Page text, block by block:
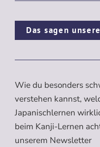
Das sagen
Wie du besonders
verstehen kannst,
Japanischlernen
beim Kanji-Lernen
unserem Newsletter